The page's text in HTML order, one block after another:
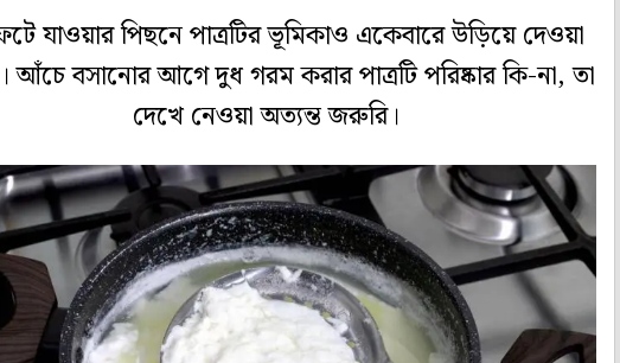
যাওয়ার পিছনে পাত্রটির ভূমিকাও একেবারে উড়িয়ে দেওয়া
আঁচে বসানোর আগে দুধ গরম করার পাত্রটি পরিষ্কার কি-না, তা
দেখে নেওয়া অত্যন্ত জরুরি।